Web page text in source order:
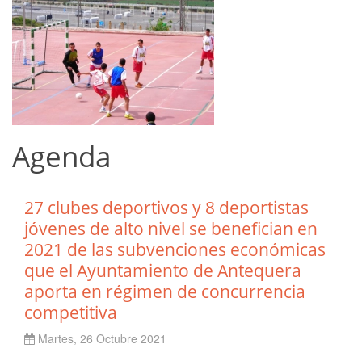
Agenda
27 clubes deportivos y 8 deportistas
jóvenes de alto nivel se benefician en
2021 de las subvenciones económicas
que el Ayuntamiento de Antequera
aporta en régimen de concurrencia
competitiva
Martes, 26 Octubre 2021